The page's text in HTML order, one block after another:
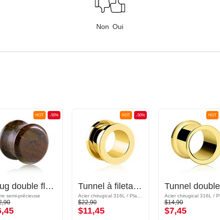
Non Oui
-50%
HOT
Plug double flared (pierre)
semi-précieuse
-50%
HOT
Tunnel à filetage (acier chirurgical, or, finition brillante)
$22,90
$11,45
HOT
$14,90
$7,45